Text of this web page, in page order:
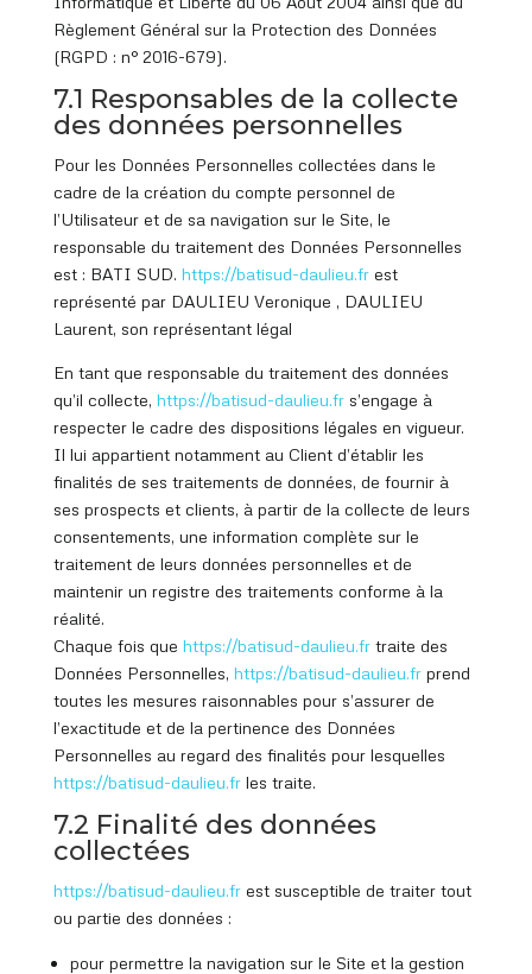
Règlement Général sur la Protection des Données
(RGPD : n° 2016-679).
7.1 Responsables de la collecte
des données personnelles
Pour les Données Personnelles collectées dans le
cadre de la création du compte personnel de
l’Utilisateur et de sa navigation sur le Site, le
responsable du traitement des Données Personnelles
est : BATI SUD. https://batisud-daulieu.fr est
représenté par DAULIEU Veronique , DAULIEU
Laurent, son représentant légal
En tant que responsable du traitement des données
qu’il collecte, https://batisud-daulieu.frs’engage à
respecter le cadre des dispositions légales en vigueur.
Il lui appartient notamment au Client d’établir les
finalités de ses traitements de données, de fournir à
ses prospects et clients, à partir de la collecte de leurs
consentements, une information complète sur le
traitement de leurs données personnelles et de
maintenir un registre des traitements conforme à la
réalité.
Chaque fois que https://batisud-daulieu.frtraite des
Données Personnelles, https://batisud-daulieu.frprend
toutes les mesures raisonnables pour s’assurer de
l’exactitude et de la pertinence des Données
Personnelles au regard des finalités pour lesquelles
https://batisud-daulieu.frles traite.
7.2 Finalité des données
collectées
https://batisud-daulieu.frest susceptible de traiter tout
ou partie des données :
pour permettre la navigation sur le Site et la gestion